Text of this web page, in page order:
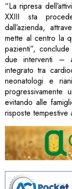
“La ripresa
XXIII sta
dall’azienda,
mette al centro la
pazienti”,
due interventi –
integrato tra
neonatologi e
progressivamente
evitando alle
risposte tempestive